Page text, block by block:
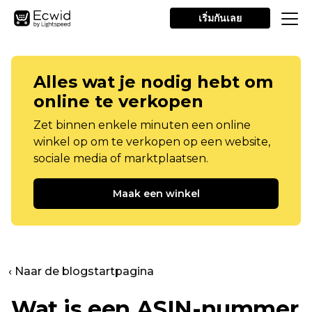
เริ่มกันเลย
Alles wat je nodig hebt om
online te verkopen
Zet binnen enkele minuten een online
winkel op om te verkopen op een website,
sociale media of marktplaatsen.
Maak een winkel
‹ Naar de blogstartpagina